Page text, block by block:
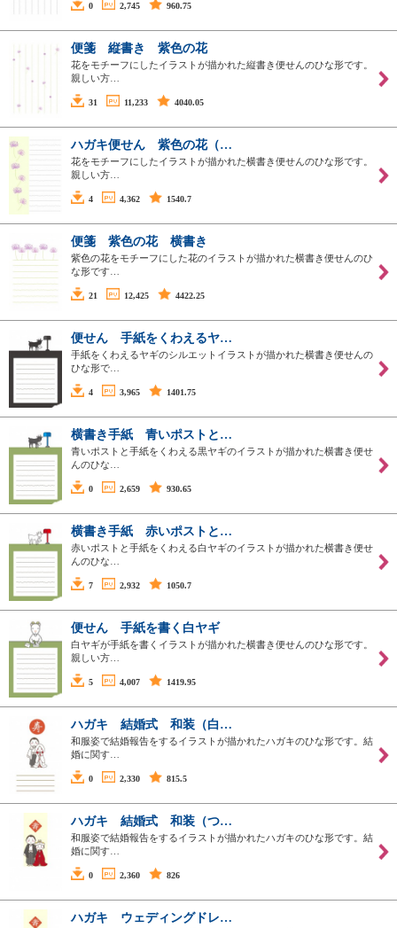
0 2,745 960.75
便箋 縦書き 紫色の花
花をモチーフにしたイラストが描かれた縦書き便せんのひな形です。
親しい方…
31 11,233 4040.05
ハガキ便せん 紫色の花（…
花をモチーフにしたイラストが描かれた横書き便せんのひな形です。
親しい方…
4 4,362 1540.7
便箋 紫色の花 横書き
紫色の花をモチーフにした花のイラストが描かれた横書き便せんのひ
な形です…
21 12,425 4422.25
便せん 手紙をくわえるヤ…
手紙をくわえるヤギのシルエットイラストが描かれた横書き便せんの
ひな形で…
4 3,965 1401.75
横書き手紙 青いポストと…
青いポストと手紙をくわえる黒ヤギのイラストが描かれた横書き便せ
んのひな…
0 2,659 930.65
横書き手紙 赤いポストと…
赤いポストと手紙をくわえる白ヤギのイラストが描かれた横書き便せ
んのひな…
7 2,932 1050.7
便せん 手紙を書く白ヤギ
白ヤギが手紙を書くイラストが描かれた横書き便せんのひな形です。
親しい方…
5 4,007 1419.95
ハガキ 結婚式 和装（白…
和服姿で結婚報告をするイラストが描かれたハガキのひな形です。結
婚に関す…
0 2,330 815.5
ハガキ 結婚式 和装（つ…
和服姿で結婚報告をするイラストが描かれたハガキのひな形です。結
婚に関す…
0 2,360 826
ハガキ ウェディングドレ…